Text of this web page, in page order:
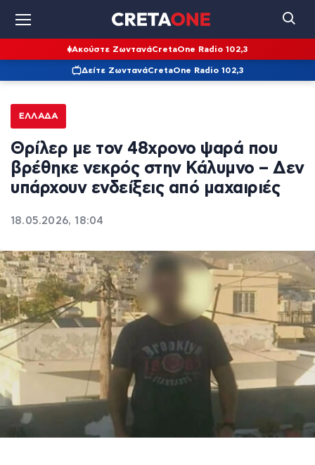
Ακούστε ΖωντανάCretaOne Radio 102,3
Δείτε ΖωντανάCretaOne Radio 102,3
ΕΛΛΆΔΑ
Θρίλερ με τον 48χρονο ψαρά που
βρέθηκε νεκρός στην Κάλυμνο – Δεν
υπάρχουν ενδείξεις από μαχαιριές
18.05.2026, 18:04